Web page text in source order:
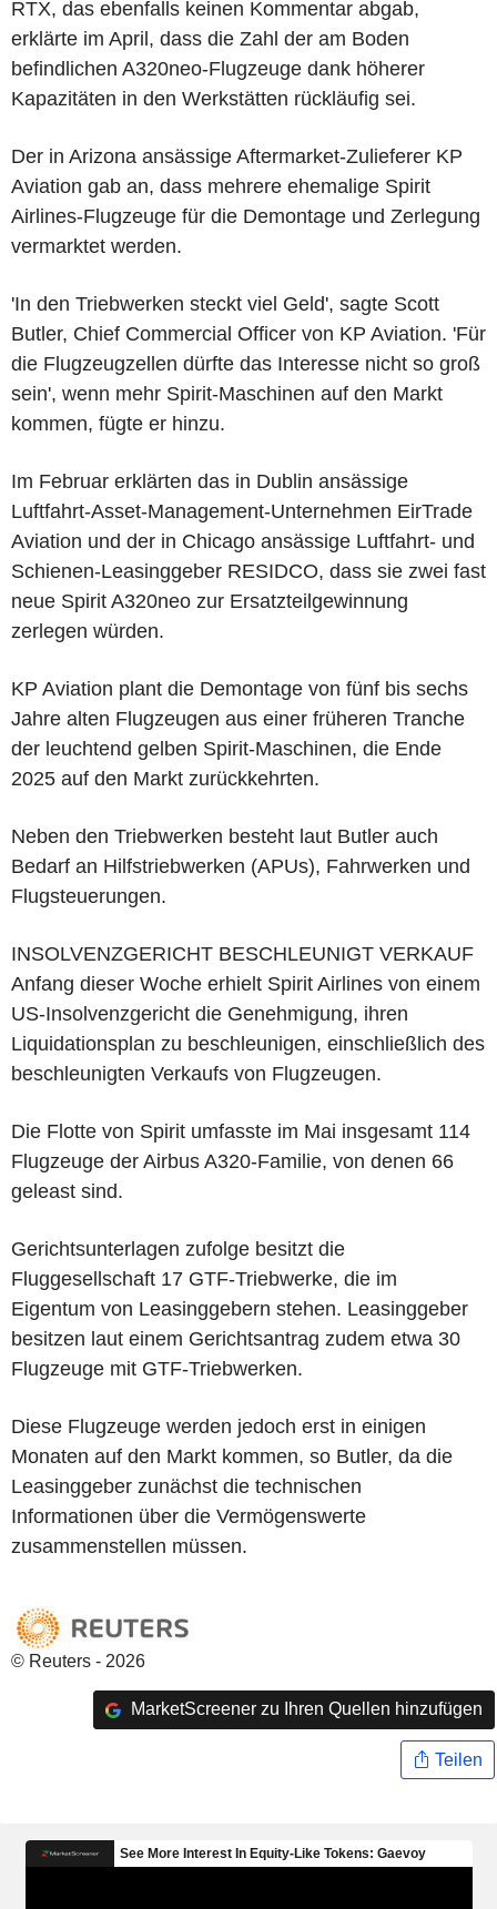
RTX, das ebenfalls keinen Kommentar abgab,
erklärte im April, dass die Zahl der am Boden
befindlichen A320neo-Flugzeuge dank höherer
Kapazitäten in den Werkstätten rückläufig sei.
Der in Arizona ansässige Aftermarket-Zulieferer KP
Aviation gab an, dass mehrere ehemalige Spirit
Airlines-Flugzeuge für die Demontage und Zerlegung
vermarktet werden.
'In den Triebwerken steckt viel Geld', sagte Scott
Butler, Chief Commercial Officer von KP Aviation. 'Für
die Flugzeugzellen dürfte das Interesse nicht so groß
sein', wenn mehr Spirit-Maschinen auf den Markt
kommen, fügte er hinzu.
Im Februar erklärten das in Dublin ansässige
Luftfahrt-Asset-Management-Unternehmen EirTrade
Aviation und der in Chicago ansässige Luftfahrt- und
Schienen-Leasinggeber RESIDCO, dass sie zwei fast
neue Spirit A320neo zur Ersatzteilgewinnung
zerlegen würden.
KP Aviation plant die Demontage von fünf bis sechs
Jahre alten Flugzeugen aus einer früheren Tranche
der leuchtend gelben Spirit-Maschinen, die Ende
2025 auf den Markt zurückkehrten.
Neben den Triebwerken besteht laut Butler auch
Bedarf an Hilfstriebwerken (APUs), Fahrwerken und
Flugsteuerungen.
INSOLVENZGERICHT BESCHLEUNIGT VERKAUF
Anfang dieser Woche erhielt Spirit Airlines von einem
US-Insolvenzgericht die Genehmigung, ihren
Liquidationsplan zu beschleunigen, einschließlich des
beschleunigten Verkaufs von Flugzeugen.
Die Flotte von Spirit umfasste im Mai insgesamt 114
Flugzeuge der Airbus A320-Familie, von denen 66
geleast sind.
Gerichtsunterlagen zufolge besitzt die
Fluggesellschaft 17 GTF-Triebwerke, die im
Eigentum von Leasinggebern stehen. Leasinggeber
besitzen laut einem Gerichtsantrag zudem etwa 30
Flugzeuge mit GTF-Triebwerken.
Diese Flugzeuge werden jedoch erst in einigen
Monaten auf den Markt kommen, so Butler, da die
Leasinggeber zunächst die technischen
Informationen über die Vermögenswerte
zusammenstellen müssen.
© Reuters - 2026
MarketScreener zu Ihren Quellen hinzufügen
Teilen